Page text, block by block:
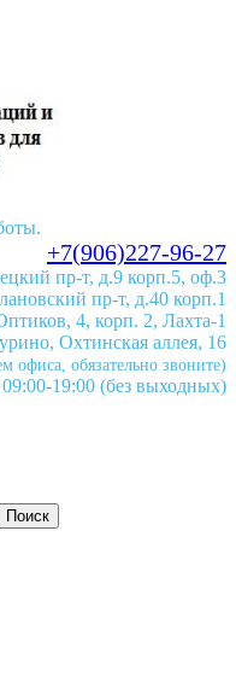
+7(906)227-96-27
пр-т, д.9 корп.5, оф.3
пр-т, д.40 корп.1
4, корп. 2, Лахта-1
Охтинская аллея, 16
офиса, обязательно звоните)
19:00 (без выходных)